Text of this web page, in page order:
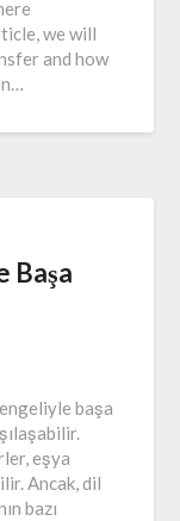
we will
and how
Başa
başa
eşya
Ancak, dil
bazı